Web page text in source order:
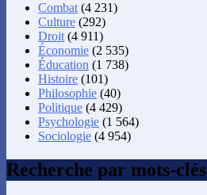
Combat (4 231)
Culture (292)
Droit (4 911)
Économie (2 535)
Éducation (1 738)
Histoire (101)
Philosophie (40)
Politique (4 429)
Psychologie (1 564)
Sociologie (4 954)
Recherche par mots-clés